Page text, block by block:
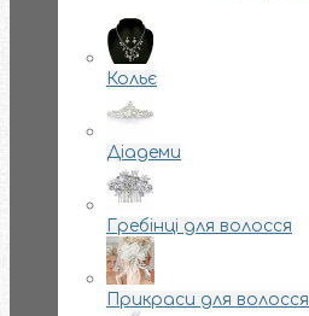
Кольє
Діадеми
Гребінці для волосся
Прикраси для волосся